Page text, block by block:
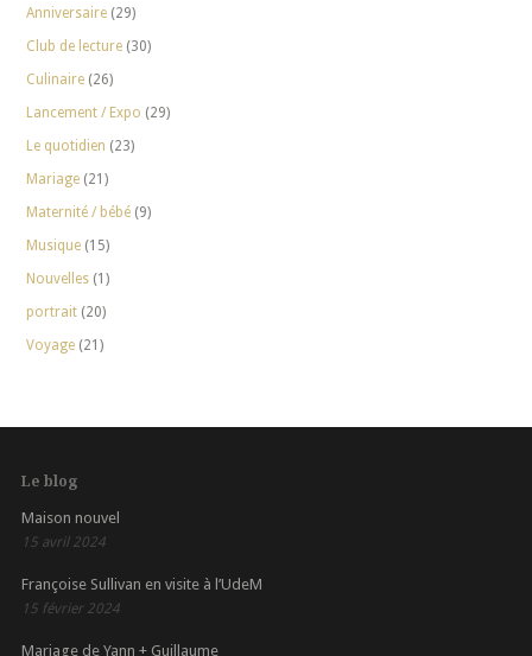
Anniversaire(29)
Club de lecture(30)
Culinaire(26)
Lancement / Expo (29)
Le quotidien (23)
Mariage(21)
Maternité / bébé(9)
Musique(15)
Nouvelles(1)
portrait(20)
Voyage(21)
Le blog
Maison nouvel
15 avril 2024
Françoise Sullivan en visite à l’UdeM
15 février 2024
Mariage de Yann + Guillaume